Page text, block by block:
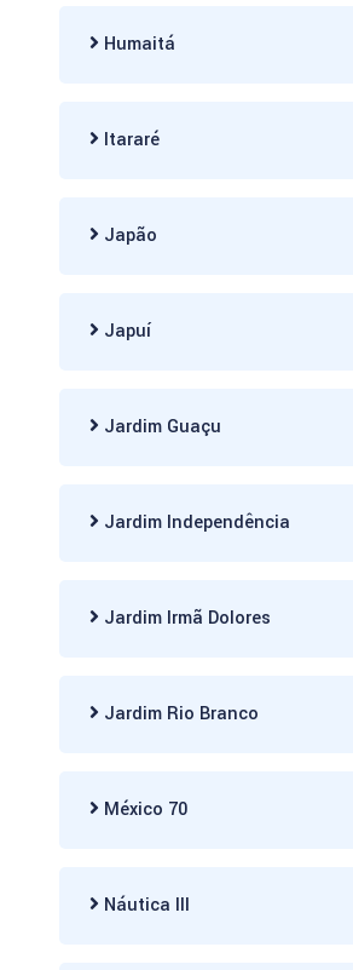
Humaitá
Itararé
Japão
Japuí
Jardim Guaçu
Jardim Independência
Jardim Irmã Dolores
Jardim Rio Branco
México 70
Náutica III